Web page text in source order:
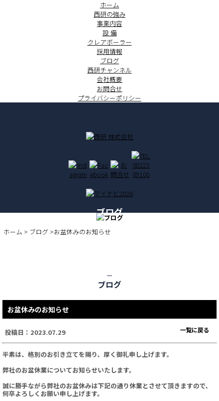
ホーム
西研の強み
事業内容
設 備
クレアボーラー
採用情報
ブログ
西研チャンネル
会社概要
お問合せ
プライバシーポリシー
ブログ
ホーム > ブログ >お盆休みのお知らせ
ブログ
お盆休みのお知らせ
投稿日：2023.07.29 一覧に戻る
平素は、格別のお引き立てを賜り、厚く御礼申し上げます。
弊社のお盆休業についてお知らせいたします。
誠に勝手ながら弊社のお盆休みは下記の通り休業とさせて頂きますので、
何卒よろしくお願い申し上げます。